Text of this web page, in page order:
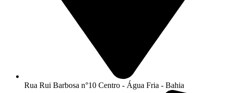
Rua Rui Barbosa n°10 Centro - Água Fria - Bahia